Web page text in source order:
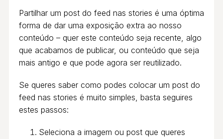
Partilhar um post do feed nas stories é uma óptima
forma de dar uma exposição extra ao nosso
conteúdo – quer este conteúdo seja recente, algo
que acabamos de publicar, ou conteúdo que seja
mais antigo e que pode agora ser reutilizado.
Se queres saber como podes colocar um post do
feed nas stories é muito simples, basta seguires
estes passos:
Seleciona a imagem ou post que queres